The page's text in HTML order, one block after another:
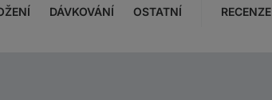
DÁVKOVÁNÍ OSTATNÍ RECENZE